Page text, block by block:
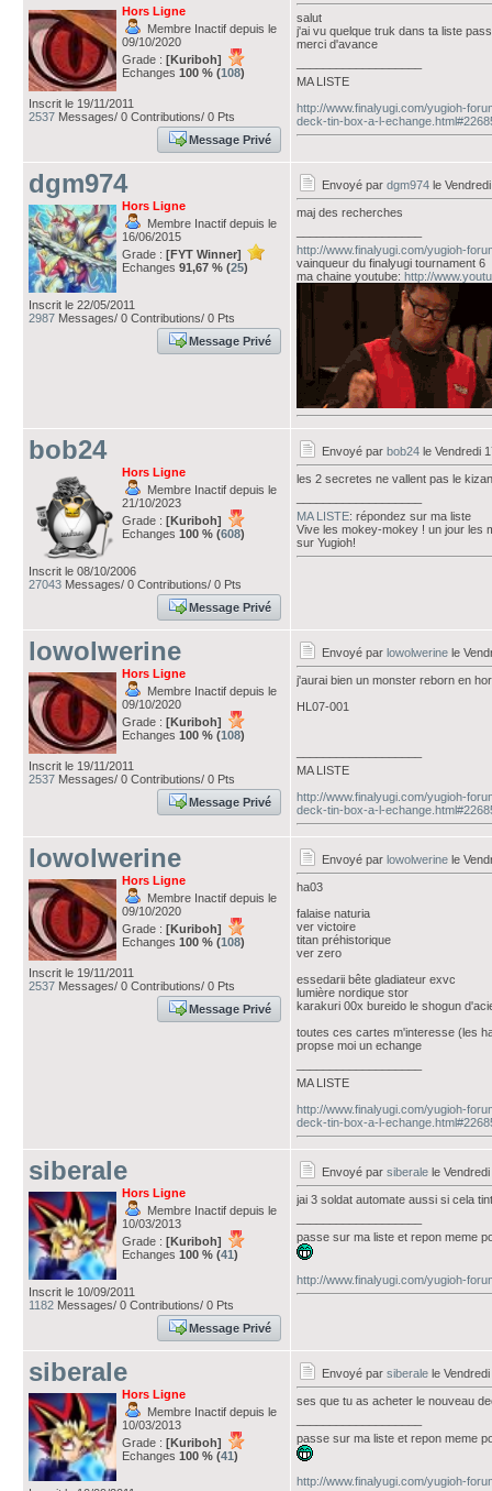
Hors Ligne
Membre Inactif depuis le
09/10/2020
Grade : [Kuriboh]
Echanges 100 % (108)
Inscrit le 19/11/2011
2537 Messages/ 0 Contributions/ 0 Pts
Message Privé
salut
j'ai vu quelque truk dans ta liste
merci d'avance
MA LISTE
http://www.finalyugi.com/yugioh-
deck-tin-box-a-l-
dgm974
Hors Ligne
Membre Inactif depuis le
16/06/2015
Grade : [FYT Winner]
Echanges 91,67 % (25)
Inscrit le 22/05/2011
2987 Messages/ 0 Contributions/ 0 Pts
Message Privé
Envoyé par dgm974 le
maj des recherches
http://www.finalyugi.com/yugioh-
vainqueur du finalyugi tournament 6
ma chaine youtube: http://
bob24
Hors Ligne
Membre Inactif depuis le
21/10/2023
Grade : [Kuriboh]
Echanges 100 % (608)
Inscrit le 08/10/2006
27043 Messages/ 0 Contributions/ 0 Pts
Message Privé
Envoyé par bob24 le Vendredi
les 2 secretes ne vallent pas le
MA LISTE: répondez sur ma liste
Vive les mokey-mokey ! un jour les
sur Yugioh!
lowolwerine
Hors Ligne
Membre Inactif depuis le
09/10/2020
Grade : [Kuriboh]
Echanges 100 % (108)
Inscrit le 19/11/2011
2537 Messages/ 0 Contributions/ 0 Pts
Message Privé
Envoyé par lowolwerine le
j'aurai bien un monster reborn en
HL07-001
MA LISTE
http://www.finalyugi.com/yugioh-
deck-tin-box-a-l-
lowolwerine
Hors Ligne
Membre Inactif depuis le
09/10/2020
Grade : [Kuriboh]
Echanges 100 % (108)
Inscrit le 19/11/2011
2537 Messages/ 0 Contributions/ 0 Pts
Message Privé
Envoyé par lowolwerine le
ha03
falaise naturia
ver victoire
titan préhistorique
ver zero
essedarii bête gladiateur exvc
lumière nordique stor
karakuri 00x bureido le shogun
toutes ces cartes m'interesse (les
propse moi un echange
MA LISTE
http://www.finalyugi.com/yugioh-
deck-tin-box-a-l-
siberale
Hors Ligne
Membre Inactif depuis le
10/03/2013
Grade : [Kuriboh]
Echanges 100 % (41)
Inscrit le 10/09/2011
1182 Messages/ 0 Contributions/ 0 Pts
Message Privé
Envoyé par siberale le
jai 3 soldat automate aussi si cela
passe sur ma liste et repon meme
http://www.finalyugi.com/yugioh-
siberale
Hors Ligne
Membre Inactif depuis le
10/03/2013
Grade : [Kuriboh]
Echanges 100 % (41)
Envoyé par siberale le
ses que tu as acheter le nouveau
passe sur ma liste et repon meme
http://www.finalyugi.com/yugioh-